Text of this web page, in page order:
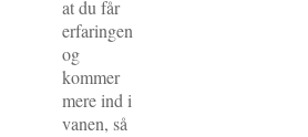
at du får
erfaringen
og
kommer
mere ind i
vanen, så